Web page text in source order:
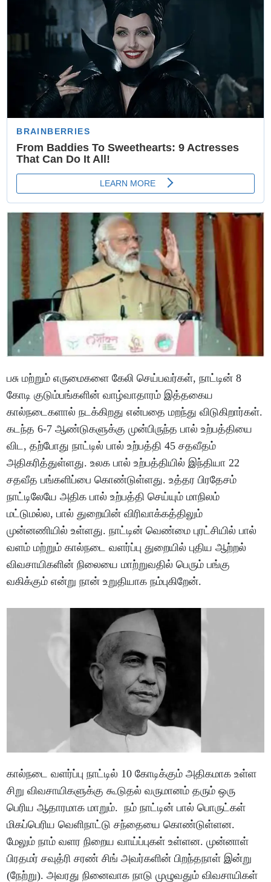
பசு மற்றும் எருமைகளை கேலி செய்பவர்கள், நாட்டின் 8
கோடி குடும்பங்களின் வாழ்வாதாரம் இத்தகைய
கால்நடைகளால் நடக்கிறது என்பதை மறந்து விடுகிறார்கள்.
கடந்த 6-7 ஆண்டுகளுக்கு முன்பிருந்த பால் உற்பத்தியை
விட, தற்போது நாட்டில் பால் உற்பத்தி 45 சதவீதம்
அதிகரித்துள்ளது. உலக பால் உற்பத்தியில் இந்தியா 22
சதவீத பங்களிப்பை கொண்டுள்ளது. உத்தர பிரதேசம்
நாட்டிலேயே அதிக பால் உற்பத்தி செய்யும் மாநிலம்
மட்டுமல்ல, பால் துறையின் விரிவாக்கத்திலும்
முன்னணியில் உள்ளது. நாட்டின் வெண்மை புரட்சியில் பால்
வளம் மற்றும் கால்நடை வளர்ப்பு துறையில் புதிய ஆற்றல்
விவசாயிகளின் நிலையை மாற்றுவதில் பெரும் பங்கு
வகிக்கும் என்று நான் உறுதியாக நம்புகிறேன்.
கால்நடை வளர்ப்பு நாட்டில் 10 கோடிக்கும் அதிகமாக உள்ள
சிறு விவசாயிகளுக்கு கூடுதல் வருமானம் தரும் ஒரு
பெரிய ஆதாரமாக மாறும். நம் நாட்டின் பால் பொருட்கள்
மிகப்பெரிய வெளிநாட்டு சந்தையை கொண்டுள்ளன.
மேலும் நாம் வளர நிறைய வாய்ப்புகள் உள்ளன. முன்னாள்
பிரதமர் சவுத்ரி சரண் சிங் அவர்களின் பிறந்தநாள் இன்று
(நேற்று). அவரது நினைவாக நாடு முழுவதும் விவசாயிகள்